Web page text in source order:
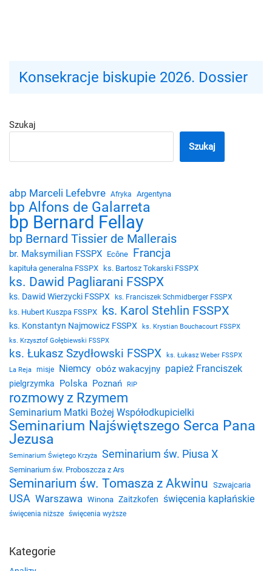
Konsekracje biskupie 2026. Dossier
Szukaj
Szukaj
abp Marceli Lefebvre Afryka Argentyna
bp Alfons de Galarreta
bp Bernard Fellay
bp Bernard Tissier de Mallerais
br. Maksymilian FSSPX Ecône Francja
kapituła generalna FSSPX ks. Bartosz Tokarski FSSPX
ks. Dawid Pagliarani FSSPX
ks. Dawid Wierzycki FSSPX ks. Franciszek Schmidberger FSSPX
ks. Hubert Kuszpa FSSPX ks. Karol Stehlin FSSPX
ks. Konstantyn Najmowicz FSSPX
ks. Krystian Bouchacourt FSSPX
ks. Krzysztof Gołębiewski FSSPX
ks. Łukasz Szydłowski FSSPX
ks. Łukasz Weber FSSPX
La Reja
misje Niemcy obóz wakacyjny papież Franciszek
pielgrzymka Polska Poznań RIP
rozmowy z Rzymem
Seminarium Matki Bożej Współodkupicielki
Seminarium Najświętszego Serca Pana
Jezusa
Seminarium Świętego Krzyża Seminarium św. Piusa X
Seminarium św. Proboszcza z Ars
Seminarium św. Tomasza z Akwinu Szwajcaria
USA Warszawa Winona Zaitzkofen święcenia kapłańskie
święcenia niższe święcenia wyższe
Kategorie